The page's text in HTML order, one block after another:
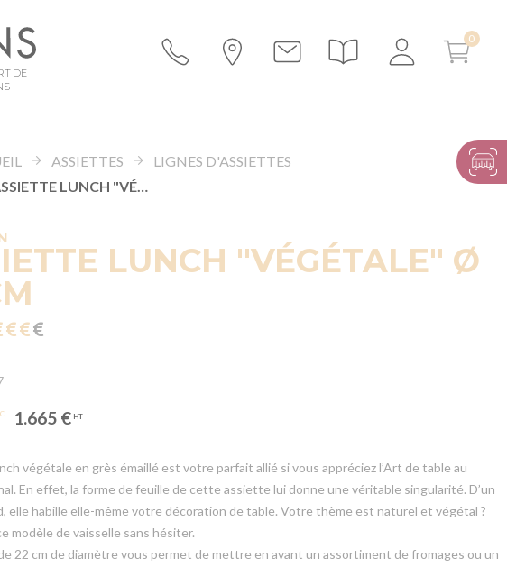
DE
ASSIETTES
LIGNES D'ASSIETTES
ASSIETTE LUNCH "VÉGÉTALE" Ø 22 CM
LUNCH "VÉGÉTALE" Ø
1.665 €
végétale en grès émaillé est votre parfait allié si vous appréciez l’Art de table au
En effet, la forme de feuille de cette assiette lui donne une véritable singularité. D’un
elle habille elle-même votre décoration de table. Votre thème est naturel et végétal ?
modèle de vaisselle sans hésiter.
22 cm de diamètre vous permet de mettre en avant un assortiment de fromages ou un